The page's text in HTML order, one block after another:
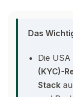
Das
Die USA
(KYC)-
Stack